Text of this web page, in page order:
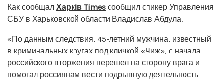
Как сообщал Харків Times сообщил спикер Управления
СБУ в Харьковской области Владислав Абдула.
«По данным следствия, 45-летний мужчина, известный
в криминальных кругах под кличкой «Чиж», с начала
российского вторжения перешел на сторону врага и
помогал россиянам вести подрывную деятельность